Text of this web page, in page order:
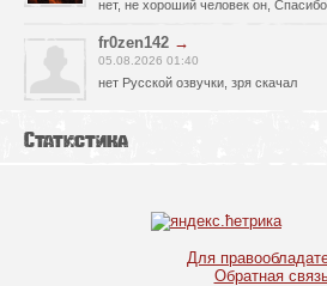
нет, не хороший человек он, Спасибо
fr0zen142 →
05.08.2026 01:40
нет Русской озвучки, зря скачал
serg67
02.08.2026 17:03
glbvoyea5806 →
01.08.2026 10:03
Статистика
Для
Обратная